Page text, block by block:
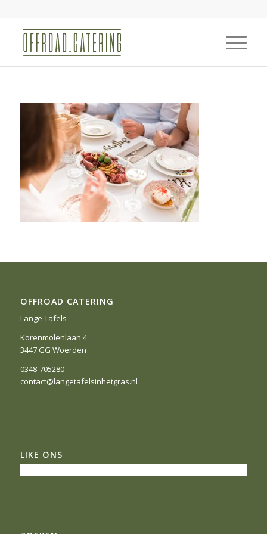
OFFROAD CATERING
Lange Tafels
Korenmolenlaan 4
3447 GG Woerden
0348-705280
contact@langetafelsinhetgras.nl
LIKE ONS